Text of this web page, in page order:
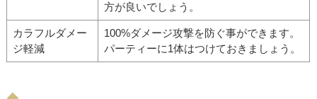
方が良いでしょう。
カラフルダメー
ジ軽減
100%ダメージ攻撃を防ぐ事ができます。
パーティーに1体はつけておきましょう。